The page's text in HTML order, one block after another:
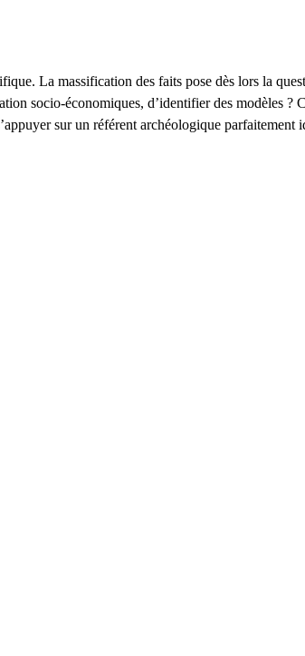
La massification des faits pose dès lors la
socio-économiques, d’identifier des modèles ?
sur un référent archéologique parfaitement